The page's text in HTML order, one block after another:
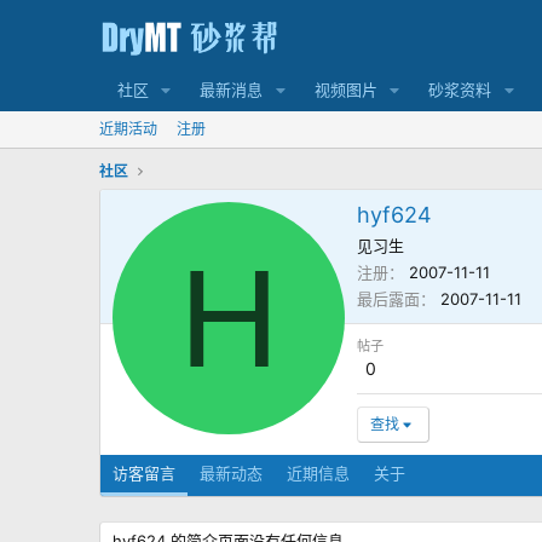
社区 最新消息 视频图片 砂浆资料
近期活动 注册
社区
H
hyf624
见习生
注册
2007-11-11
最后露面
2007-11-11
帖子
0
查找
访客留言 最新动态 近期信息 关于